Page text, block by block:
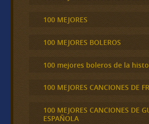
100 MEJORES
100 MEJORES BOLEROS
100 mejores boleros de la
100 MEJORES CANCIONES DE
100 MEJORES CANCIONES DE
ESPAÑOLA